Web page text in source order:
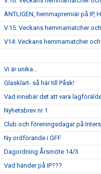
ÄNTLIGEN, hemmapremiär på IP,
V.15: Veckans hemmamatcher
V14: Veckans hemmamatcher
Vi är unika...
Glasklart- så här till Påsk!
Vad innebär det att vara
Nyhetsbrev nr 1
Club och föreningsdagar på
Ny ordförande i GFF
Dagordning Årsmöte 14/3
Vad händer på IP???